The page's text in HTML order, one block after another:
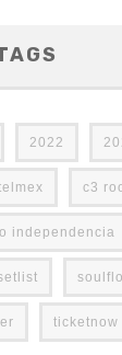
2022
c3
independencia
ticketnow